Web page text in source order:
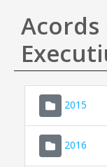
Acords
2015
2016